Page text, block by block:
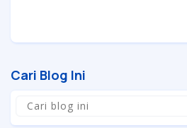
Cari Blog Ini